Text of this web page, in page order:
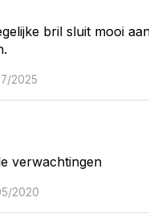
bril sluit mooi
2025
verwachtingen
2020